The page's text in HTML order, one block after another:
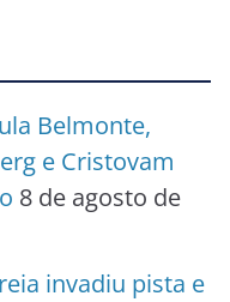
Belmonte,
e Cristovam
8 de agosto de
invadiu pista e